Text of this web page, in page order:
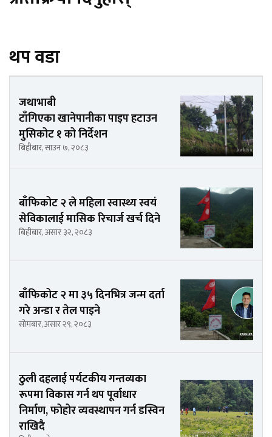
थप वडा
जथाभाबी
टाँगिएका खानेपानीका पाइप हटाउन
मुसिकोट १ को निर्देशन
बिहीबार, साउन ७, २०८३
बाँफिकोट २ ले महिला स्वास्थ्य स्वयं
सेविकालाई मासिक रिचार्ज खर्च दिने
बिहीबार, असार ३२, २०८३
बाँफिकोट २ मा ३५ दिनभित्र जन्म दर्ता
गरे अन्डा र तेल पाइने
सोमबार, असार २९, २०८३
ठुली दहलाई पर्यटकीय गन्तव्यका
रूपमा विकास गर्न थप पूर्वाधार
निर्माण, फोहोर व्यवस्थापन गर्न डस्विन
राखिदै